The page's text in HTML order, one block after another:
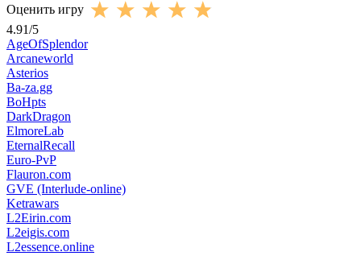
Оценить игру
4.91/5
AgeOfSplendor
Arcaneworld
Asterios
Ba-za.gg
BoHpts
DarkDragon
ElmoreLab
EternalRecall
Euro-PvP
Flauron.com
GVE (Interlude-online)
Ketrawars
L2Eirin.com
L2eigis.com
L2essence.online